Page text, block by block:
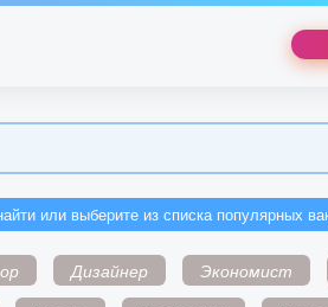
или выберите из списка популярных
Дизайнер Экономист